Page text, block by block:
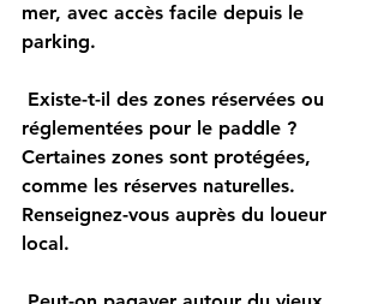
mer, avec accès facile depuis le
parking.
réglementées pour le paddle ?
Certaines zones sont protégées,
comme les réserves naturelles.
Renseignez-vous auprès du loueur
local.